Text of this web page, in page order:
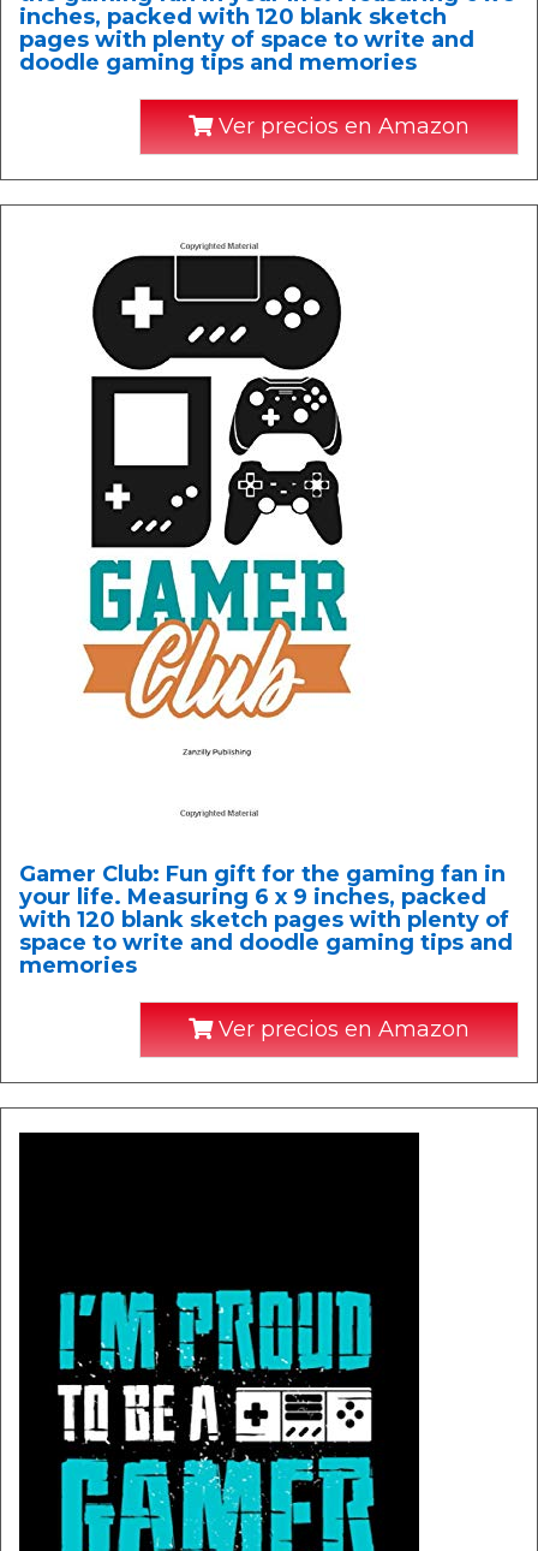
inches, packed with 120 blank sketch
pages with plenty of space to write and
doodle gaming tips and memories
Ver precios en Amazon
Gamer Club: Fun gift for the gaming fan in
your life. Measuring 6 x 9 inches, packed
with 120 blank sketch pages with plenty of
space to write and doodle gaming tips and
memories
Ver precios en Amazon